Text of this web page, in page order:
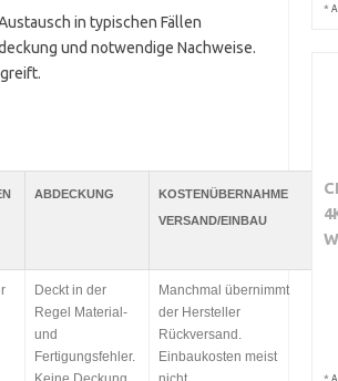
in typischen Fällen
und notwendige Nachweise.
ABDECKUNG
KOSTENÜBERNAHME
VERSAND/EINBAU
Deckt in der
Regel Material-
und
Fertigungsfehler.
Manchmal übernimmt
der Hersteller
Rückversand.
Einbaukosten meist
*
*